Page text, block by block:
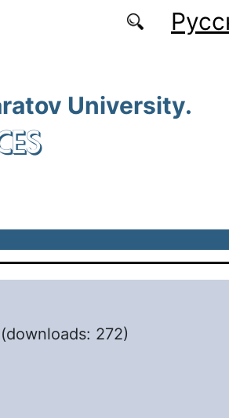
University.
(downloads: 272)